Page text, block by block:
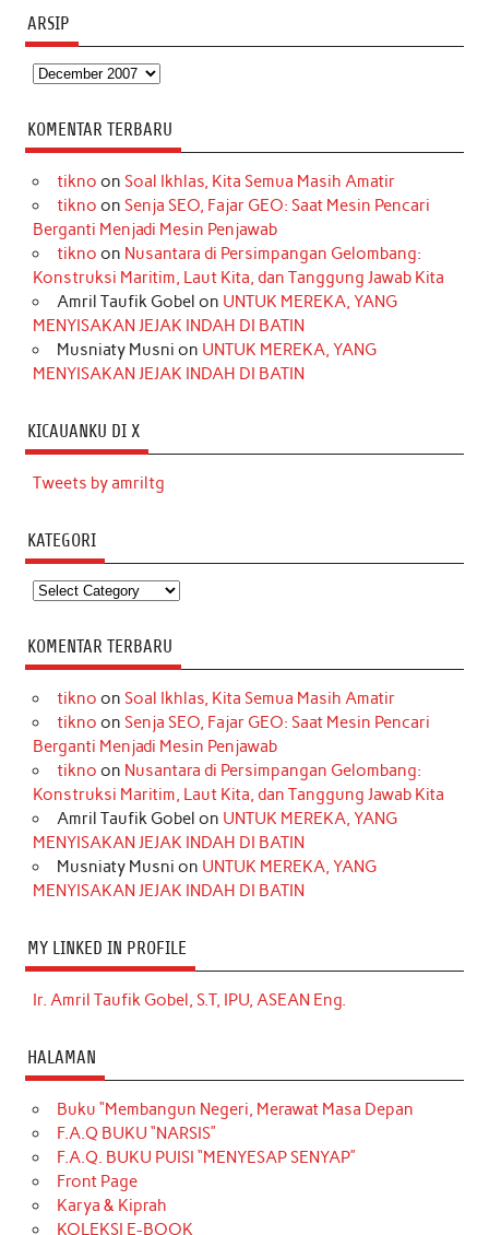
ARSIP
Arsip
KOMENTAR TERBARU
tikno on Soal Ikhlas, Kita Semua Masih Amatir
tikno on Senja SEO, Fajar GEO: Saat Mesin Pencari
Berganti Menjadi Mesin Penjawab
tikno on Nusantara di Persimpangan Gelombang:
Konstruksi Maritim, Laut Kita, dan Tanggung Jawab Kita
Amril Taufik Gobel on UNTUK MEREKA, YANG
MENYISAKAN JEJAK INDAH DI BATIN
Musniaty Musni on UNTUK MEREKA, YANG
MENYISAKAN JEJAK INDAH DI BATIN
KICAUANKU DI X
Tweets by amriltg
KATEGORI
Kategori
KOMENTAR TERBARU
tikno on Soal Ikhlas, Kita Semua Masih Amatir
tikno on Senja SEO, Fajar GEO: Saat Mesin Pencari
Berganti Menjadi Mesin Penjawab
tikno on Nusantara di Persimpangan Gelombang:
Konstruksi Maritim, Laut Kita, dan Tanggung Jawab Kita
Amril Taufik Gobel on UNTUK MEREKA, YANG
MENYISAKAN JEJAK INDAH DI BATIN
Musniaty Musni on UNTUK MEREKA, YANG
MENYISAKAN JEJAK INDAH DI BATIN
MY LINKED IN PROFILE
Ir. Amril Taufik Gobel, S.T, IPU, ASEAN Eng.
HALAMAN
Buku “Membangun Negeri, Merawat Masa Depan
F.A.Q BUKU “NARSIS”
F.A.Q. BUKU PUISI “MENYESAP SENYAP”
Front Page
Karya & Kiprah
KOLEKSI E-BOOK